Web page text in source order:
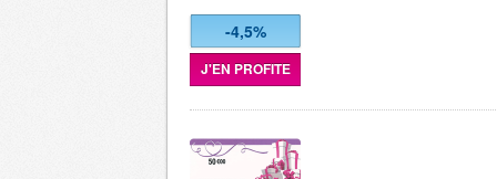
-4,5%
J'EN PROFITE